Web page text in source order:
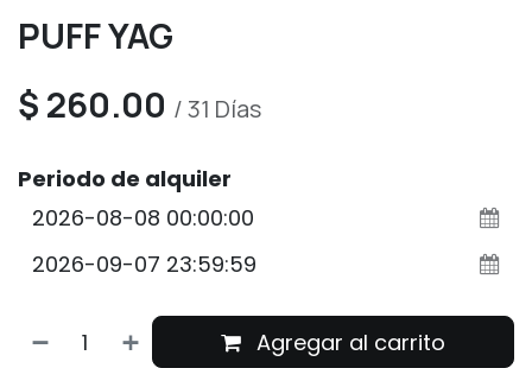
PUFF YAG
$ 260.00 /31 Días
Periodo de alquiler
Agregar al carrito